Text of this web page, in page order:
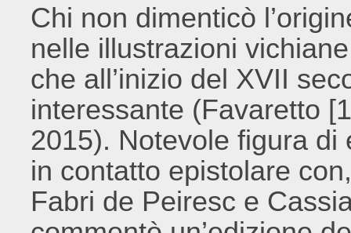
Chi non dimenticò
nelle illustrazioni
che all’inizio del XVII
interessante (Favaretto
2015). Notevole figura
in contatto epistolare
Fabri de Peiresc e